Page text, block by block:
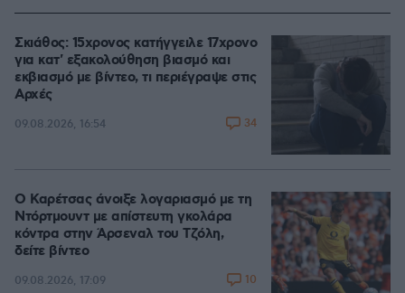
Σκιάθος: 15χρονος κατήγγειλε 17χρονο
για κατ' εξακολούθηση βιασμό και
εκβιασμό με βίντεο, τι περιέγραψε στις
Αρχές
09.08.2026, 16:54 34
Ο Καρέτσας άνοιξε λογαριασμό με τη
Ντόρτμουντ με απίστευτη γκολάρα
κόντρα στην Άρσεναλ του Τζόλη,
δείτε βίντεο
09.08.2026, 17:09 10